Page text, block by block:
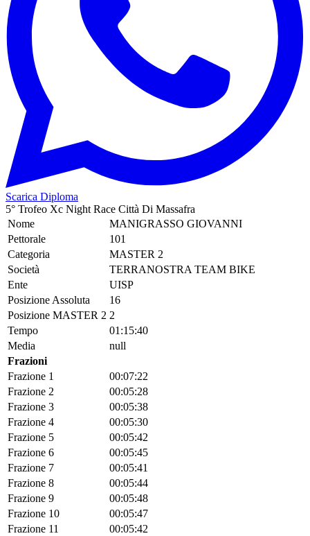
Scarica Diploma
5° Trofeo Xc Night Race Città Di Massafra
Nome
MANIGRASSO GIOVANNI
Pettorale
101
Categoria
MASTER 2
Società
TERRANOSTRA TEAM BIKE
Ente
UISP
Posizione Assoluta
16
Posizione MASTER 2 2
Tempo
01:15:40
Media
null
Frazioni
Frazione 1
00:07:22
Frazione 2
00:05:28
Frazione 3
00:05:38
Frazione 4
00:05:30
Frazione 5
00:05:42
Frazione 6
00:05:45
Frazione 7
00:05:41
Frazione 8
00:05:44
Frazione 9
00:05:48
Frazione 10
00:05:47
Frazione 11
00:05:42